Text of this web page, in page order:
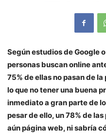
Según estudios de Google
personas buscan online
75% de ellas no pasan de
lo que no tener una buena
inmediato a gran parte de
pesar de ello, un 78% de
aún página web, ni sabría